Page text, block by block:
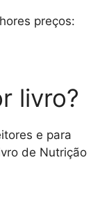
preços:
livro?
e para
de Nutrição